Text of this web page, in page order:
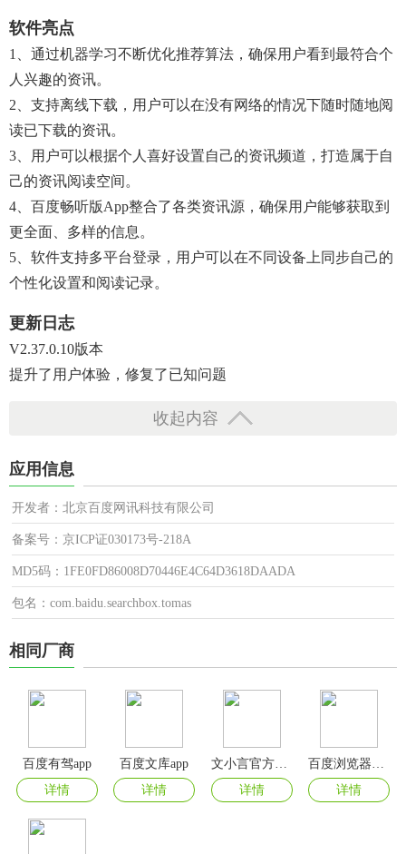
软件亮点
1、通过机器学习不断优化推荐算法，确保用户看到最符合个
人兴趣的资讯。
2、支持离线下载，用户可以在没有网络的情况下随时随地阅
读已下载的资讯。
3、用户可以根据个人喜好设置自己的资讯频道，打造属于自
己的资讯阅读空间。
4、百度畅听版app整合了各类资讯源，确保用户能够获取到
更全面、多样的信息。
5、软件支持多平台登录，用户可以在不同设备上同步自己的
个性化设置和阅读记录。
更新日志
V2.37.0.10版本
提升了用户体验，修复了已知问题
收起内容
应用信息
开发者：北京百度网讯科技有限公司
备案号：京ICP证030173号-218A
MD5码：1FE0FD86008D70446E4C64D3618DAADA
包名：com.baidu.searchbox.tomas
相同厂商
百度有驾app
详情
百度文库app
详情
文小言官方正版
详情
详情